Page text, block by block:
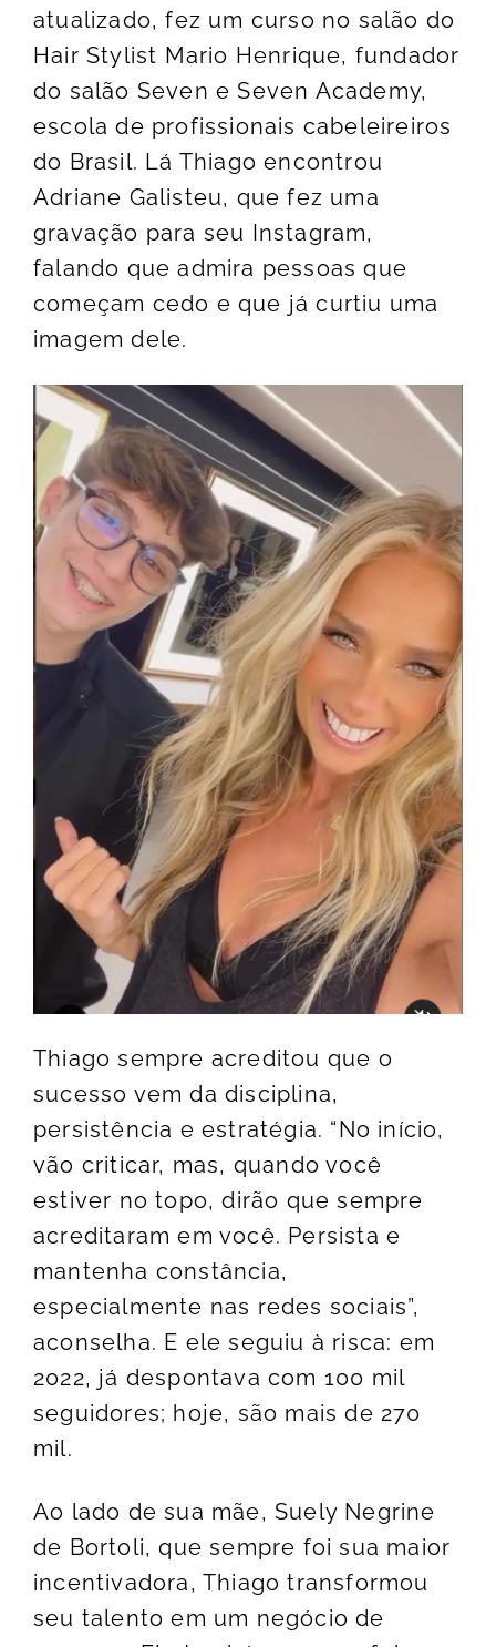
atualizado, fez um curso no salão do
Hair Stylist Mario Henrique, fundador
do salão Seven e Seven Academy,
escola de profissionais cabeleireiros
do Brasil. Lá Thiago encontrou
Adriane Galisteu, que fez uma
gravação para seu Instagram,
falando que admira pessoas que
começam cedo e que já curtiu uma
imagem dele.
Thiago sempre acreditou que o
sucesso vem da disciplina,
persistência e estratégia. “No início,
vão criticar, mas, quando você
estiver no topo, dirão que sempre
acreditaram em você. Persista e
mantenha constância,
especialmente nas redes sociais”,
aconselha. E ele seguiu à risca: em
2022, já despontava com 100 mil
seguidores; hoje, são mais de 270
mil.
Ao lado de sua mãe, Suely Negrine
de Bortoli, que sempre foi sua maior
incentivadora, Thiago transformou
seu talento em um negócio de